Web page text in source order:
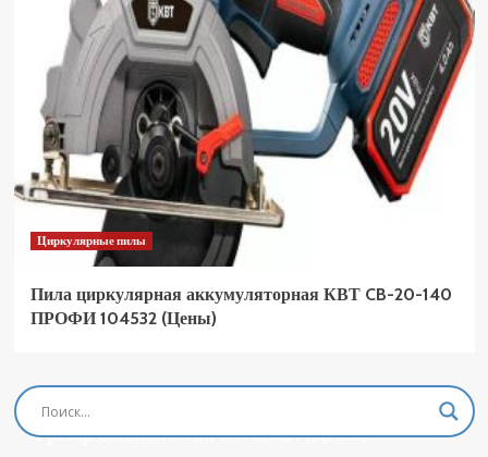
Циркулярные пилы
Пила циркулярная аккумуляторная КВТ CB-20-140
ПРОФИ 104532 (Цены)
Фрезеры
Фрезер сетевой MAKITA M3601 (Цены)